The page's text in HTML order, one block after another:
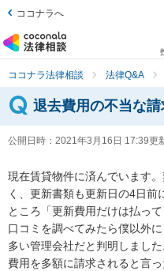
ココナラへ
ココナラ法律相談 法律Q&A
退去費用の不当な
公開日時： 2021年3月16日 17:39更
現在賃貸物件に済んでいます
く、更新書類も更新日の4日前
ところ「更新費用だけは払っ
口コミを調べてみたら僕以外
多い管理会社だと判明しまし
費用を多額に請求されると言